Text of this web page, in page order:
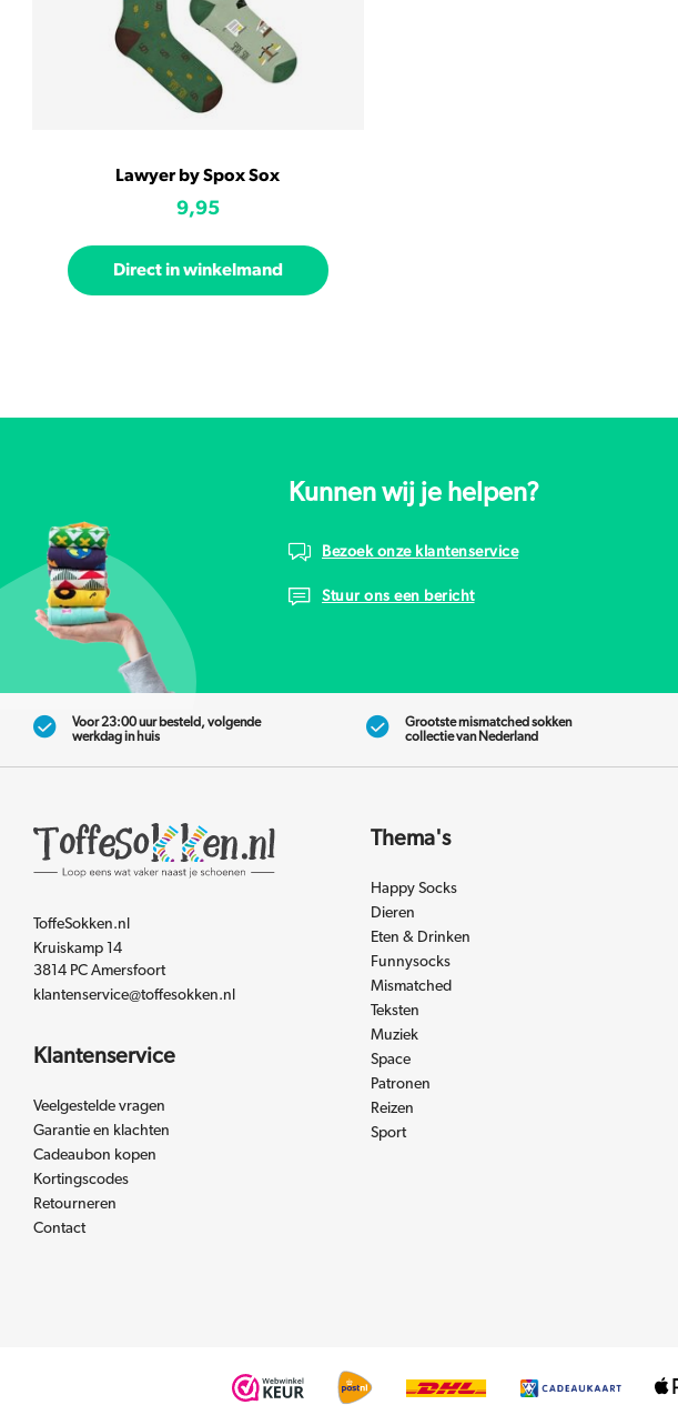
Lawyer by Spox Sox
9,95
Direct in winkelmand
Kunnen wij je helpen?
Bezoek onze klantenservice
Stuur ons een bericht
Voor 23:00 uur besteld, volgende
werkdag in huis
Grootste mismatched sokken
collectie van Nederland
ToffeSokken.nl
Kruiskamp 14
3814 PC Amersfoort
klantenservice@toffesokken.nl
Klantenservice
Veelgestelde vragen
Garantie en klachten
Cadeaubon kopen
Kortingscodes
Retourneren
Contact
Thema's
Happy Socks
Dieren
Eten & Drinken
Funnysocks
Mismatched
Teksten
Muziek
Space
Patronen
Reizen
Sport